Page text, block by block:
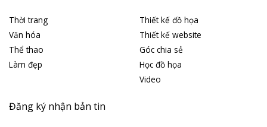
Thời trang
Văn hóa
Thể thao
Làm đẹp
Thiết kế đồ họa
Thiết kế website
Góc chia sẻ
Học đồ họa
Video
Đăng ký nhận bản tin